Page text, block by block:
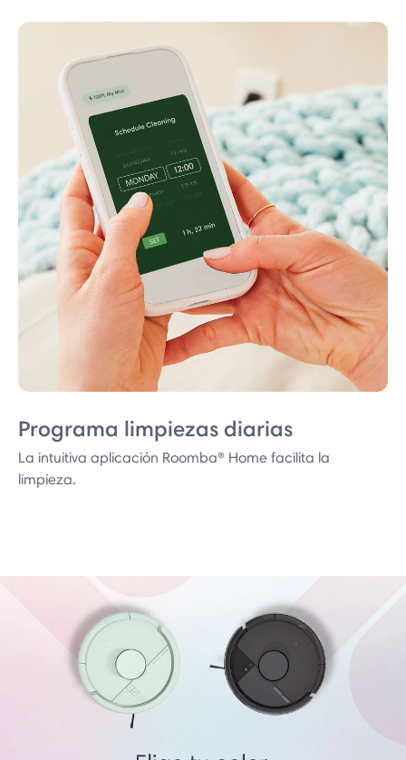
Programa limpiezas diarias
La intuitiva aplicación Roomba® Home facilita la
limpieza.